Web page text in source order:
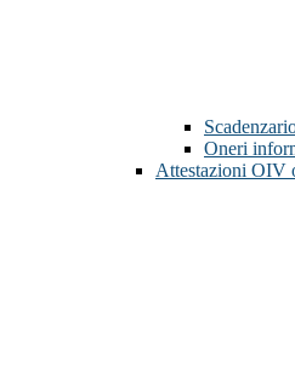
Oneri
Attestazioni OIV